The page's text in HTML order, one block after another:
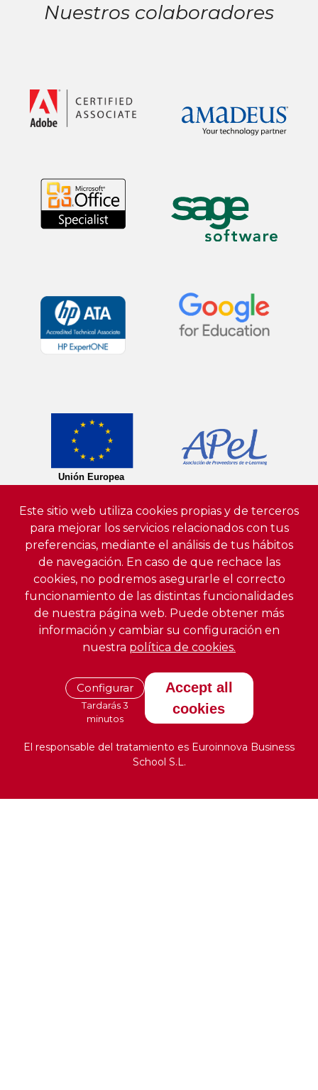
Nuestros colaboradores
Este sitio web utiliza cookies propias y de terceros
para mejorar los servicios relacionados con tus
preferencias, mediante el análisis de tus hábitos
de navegación. En caso de que rechace las
cookies, no podremos asegurarle el correcto
funcionamiento de las distintas funcionalidades
de nuestra página web. Puede obtener más
información y cambiar su configuración en
nuestra política de cookies.
Configurar
Tardarás 3
minutos
Accept all
cookies
El responsable del tratamiento es Euroinnova Business
School S.L.